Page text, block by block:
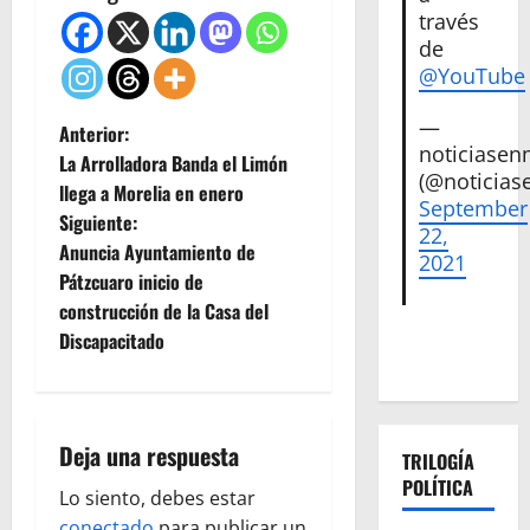
N
a
v
e
g
c
i
Anterior:
La Arrolladora Banda el Limón
llega a Morelia en enero
Siguiente:
Anuncia Ayuntamiento de
Pátzcuaro inicio de
construcción de la Casa del
Discapacitado
Deja una respuesta
Lo siento, debes estar
través
de
@YouTube
—
September
22,
2021
TRILOGÍA
POLÍTICA